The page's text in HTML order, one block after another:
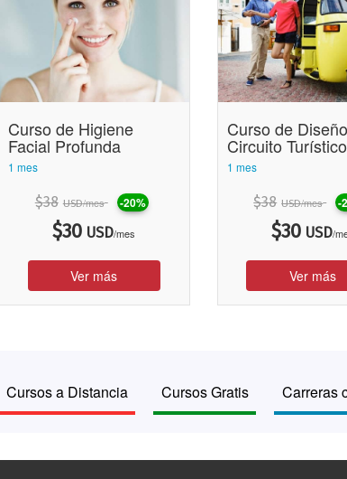
Curso de Higiene
Facial Profunda
1 mes
$38 USD/mes -20%
$30 USD/mes
Ver más
Curso de
Circuito Turístico
1 mes
$38 USD/mes -
$30 USD/
Ver más
Cursos a Distancia Cursos Gratis Carreras